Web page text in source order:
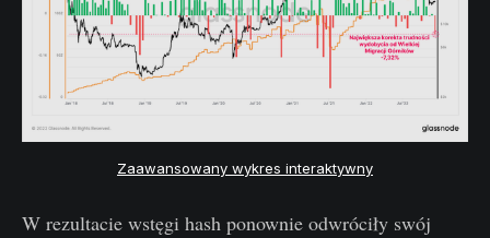
Zaawansowany wykres interaktywny
W rezultacie wstęgi hash ponownie odwróciły swój